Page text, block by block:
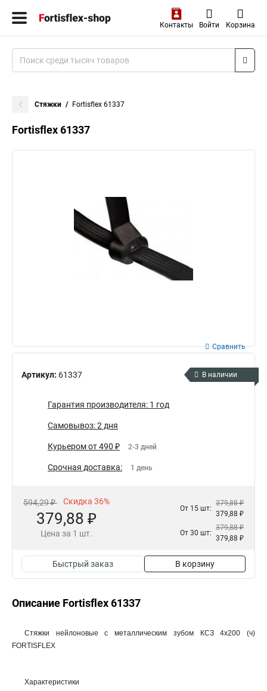
Контакты Войти Корзина
Стяжки Fortisflex 61337
Fortisflex 61337
Артикул: 61337
Сравнить
В наличии
Гарантия производителя: 1 год
Самовывоз: 2 дня
Курьером от 490 ₽ 2-3 дней
Срочная доставка: 1 день
594,29 ₽ Скидка 36%
379,88 ₽
Цена за 1 шт.
От 15 шт:
379,88 ₽
379,88 ₽
От 30 шт:
379,88 ₽
379,88 ₽
Быстрый заказ В корзину
Описание Fortisflex 61337
Стяжки нейлоновые с металлическим зубом КСЗ 4х200 (ч)
FORTISFLEX
Характеристики